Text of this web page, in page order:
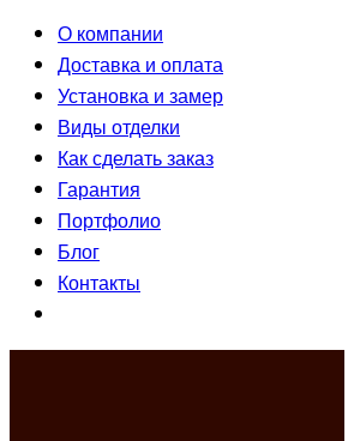
О компании
Доставка и оплата
Установка и замер
Виды отделки
Как сделать заказ
Гарантия
Портфолио
Блог
Контакты